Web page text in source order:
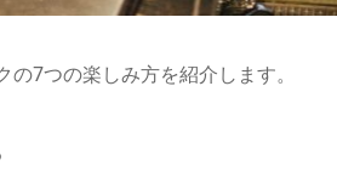
7つの楽しみ方を紹介します。